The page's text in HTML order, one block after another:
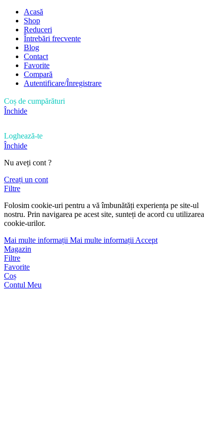
Acasă
Shop
Reduceri
Întrebări frecvente
Blog
Contact
Favorite
Compară
Autentificare/Înregistrare
Coș de cumpărături
Închide
Loghează-te
Închide
Nu aveți cont ?
Creați un cont
Filtre
Folosim cookie-uri pentru a vă îmbunătăți experiența pe site-ul
nostru. Prin navigarea pe acest site, sunteți de acord cu utilizarea
cookie-urilor.
Mai multe informații Mai multe informații Accept
Magazin
Filtre
Favorite
Coș
Contul Meu